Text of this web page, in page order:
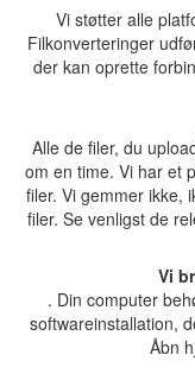
Vi støtter alle
Filkonverteringer
der kan oprette
Alle de filer, du
om en time. Vi har et
filer. Vi gemmer ikke,
filer. Se venligst de
Vi
. Din computer
softwareinstallation,
Åbn